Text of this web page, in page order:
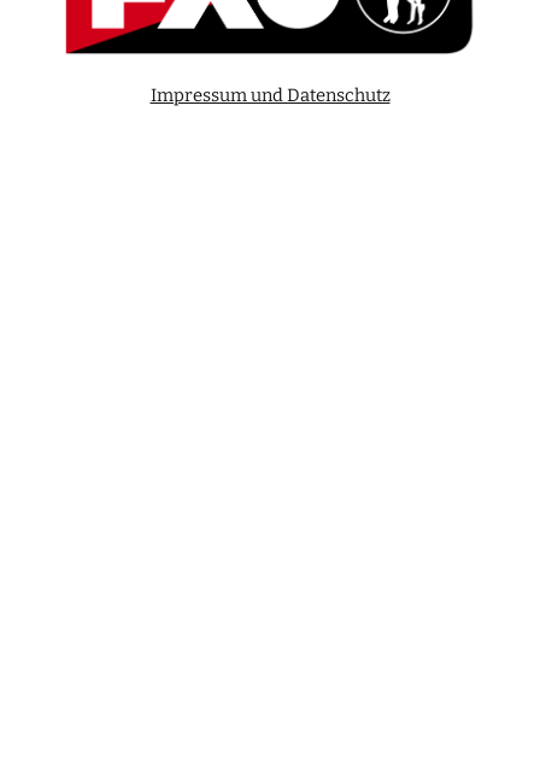
Impressum und Datenschutz